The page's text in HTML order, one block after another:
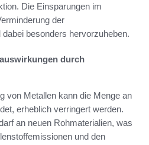
Die Einsparungen im
der
besonders hervorzuheben.
durch
von Metallen kann die Menge an
erheblich verringert werden.
an neuen Rohmaterialien, was
und den